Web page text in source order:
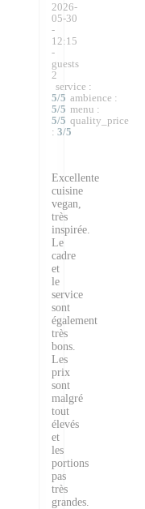
2026-
05-30
-
12:15
-
guests
2
service :
5/5 ambience :
5/5 menu :
5/5 quality_price
: 3/5
Excellente
cuisine
vegan,
très
inspirée.
Le
cadre
et
le
service
sont
également
très
bons.
Les
prix
sont
malgré
tout
élevés
et
les
portions
pas
très
grandes.